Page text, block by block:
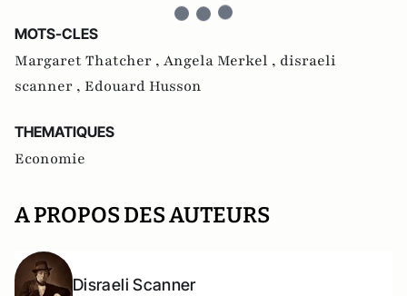
MOTS-CLES
Margaret Thatcher , Angela Merkel , disraeli
scanner , Edouard Husson
THEMATIQUES
Economie
A PROPOS DES AUTEURS
Disraeli Scanner